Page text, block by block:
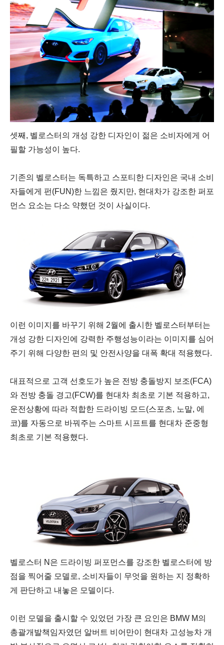
셋째, 벨로스터의 개성 강한 디자인이 젊은 소비자에게 어
필할 가능성이 높다.
기존의 벨로스터는 독특하고 스포티한 디자인은 국내 소비
자들에게 펀(FUN)한 느낌은 줬지만, 현대차가 강조한 퍼포
먼스 요소는 다소 약했던 것이 사실이다.
이런 이미지를 바꾸기 위해 2월에 출시한 벨로스터부터는
개성 강한 디자인에 강력한 주행성능이라는 이미지를 심어
주기 위해 다양한 편의 및 안전사양을 대폭 확대 적용했다.
대표적으로 고객 선호도가 높은 전방 충돌방지 보조(FCA)
와 전방 충돌 경고(FCW)를 현대차 최초로 기본 적용하고,
운전상황에 따라 적합한 드라이빙 모드(스포츠, 노말, 에
코)를 자동으로 바꿔주는 스마트 시프트를 현대차 준중형
최초로 기본 적용했다.
벨로스터 N은 드라이빙 퍼포먼스를 강조한 벨로스터에 방
점을 찍어줄 모델로, 소비자들이 무엇을 원하는 지 정확하
게 판단하고 내놓은 모델이다.
이런 모델을 출시할 수 있었던 가장 큰 요인은 BMW M의
총괄개발책임자였던 알버트 비어만이 현대차 고성능차 개